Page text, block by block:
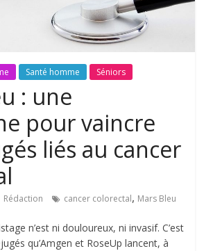
Santé homme Séniors
: une
pour vaincre
liés au cancer
Rédaction cancer colorectal, Mars Bleu
n’est ni douloureux, ni invasif. C’est
qu’Amgen et RoseUp lancent, à